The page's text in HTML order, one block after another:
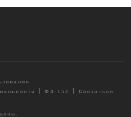
ФЗ-152 Связаться